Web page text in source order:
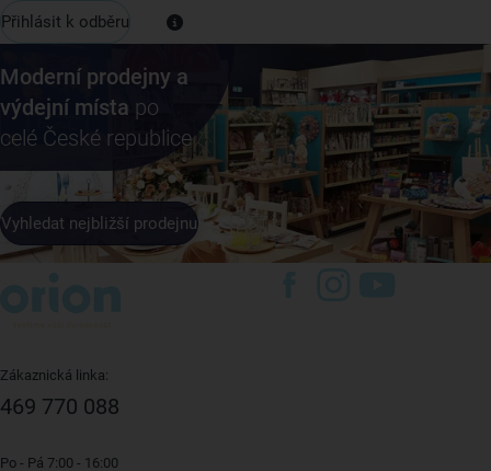
Přihlásit k odběru
Moderní prodejny a
výdejní místa po
celé České republice
Vyhledat nejbližší prodejnu
Zákaznická linka:
469 770 088
Po - Pá 7:00 - 16:00